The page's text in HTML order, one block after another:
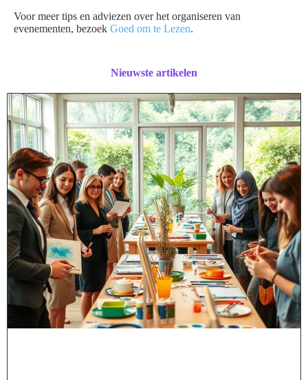
Voor meer tips en adviezen over het organiseren van
evenementen, bezoek Goed om te Lezen.
Nieuwste artikelen